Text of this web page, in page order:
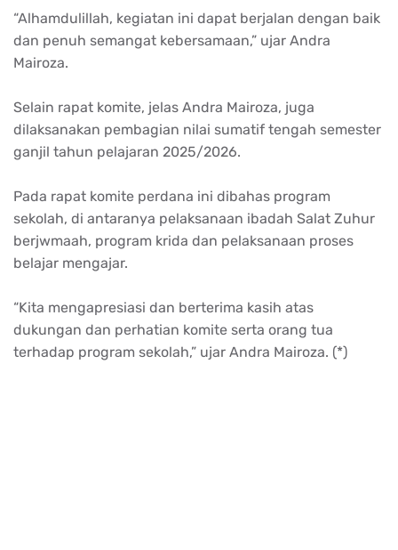
“Alhamdulillah, kegiatan ini dapat berjalan dengan baik
dan penuh semangat kebersamaan,” ujar Andra
Mairoza.
Selain rapat komite, jelas Andra Mairoza, juga
dilaksanakan pembagian nilai sumatif tengah semester
ganjil tahun pelajaran 2025/2026.
Pada rapat komite perdana ini dibahas program
sekolah, di antaranya pelaksanaan ibadah Salat Zuhur
berjwmaah, program krida dan pelaksanaan proses
belajar mengajar.
“Kita mengapresiasi dan berterima kasih atas
dukungan dan perhatian komite serta orang tua
terhadap program sekolah,” ujar Andra Mairoza. (*)